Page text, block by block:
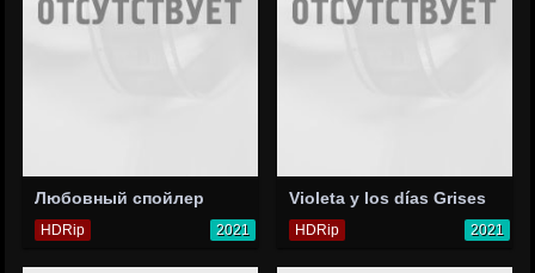
Любовный спойлер
HDRip 2021
Violeta y los días Grises
HDRip 2021